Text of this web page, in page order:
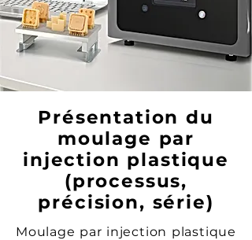
Présentation du
moulage par
injection plastique
(processus,
précision, série)
Moulage par injection plastique